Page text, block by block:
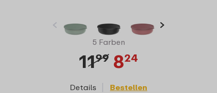
5 Farben
1199 824
Details Bestellen